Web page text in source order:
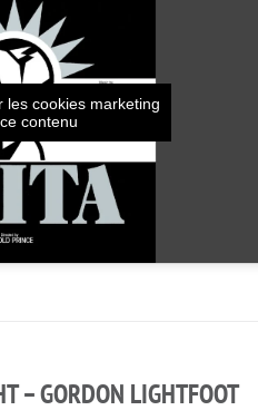
les cookies marketing
contenu
– GORDON LIGHTFOOT